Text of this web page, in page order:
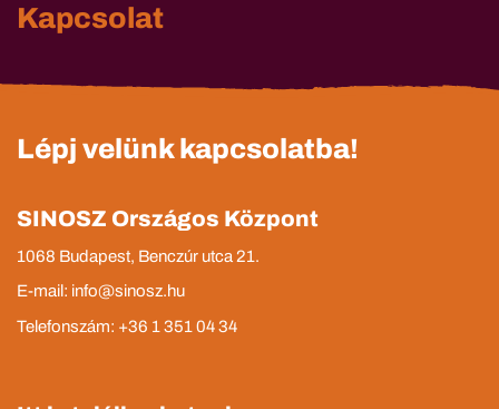
Kapcsolat
Lépj velünk kapcsolatba!
SINOSZ Országos Központ
1068 Budapest, Benczúr utca 21.
E-mail: info@sinosz.hu
Telefonszám: +36 1 351 04 34